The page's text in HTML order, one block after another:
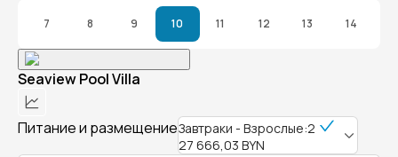
7 8 9 10 11 12 13 14
Seaview Pool Villa
Питание и размещениеЗавтраки - Взрослые:2
27 666,03 BYN